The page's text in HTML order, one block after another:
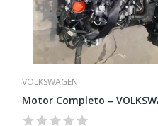
VOLKSWAGEN